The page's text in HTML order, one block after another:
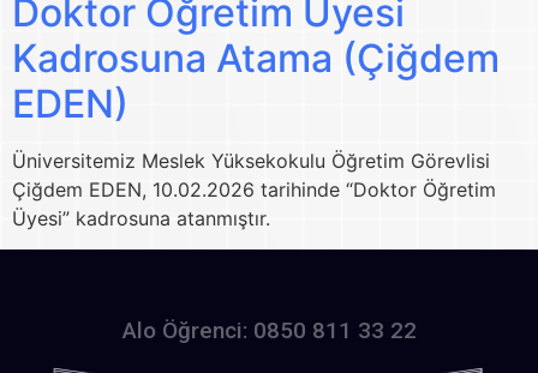
Doktor Öğretim Üyesi
Kadrosuna Atama (Çiğdem
EDEN)
Üniversitemiz Meslek Yüksekokulu Öğretim Görevlisi
Çiğdem EDEN, 10.02.2026 tarihinde “Doktor Öğretim
Üyesi” kadrosuna atanmıştır.
Alo Öğrenci: 0850 811 33 22